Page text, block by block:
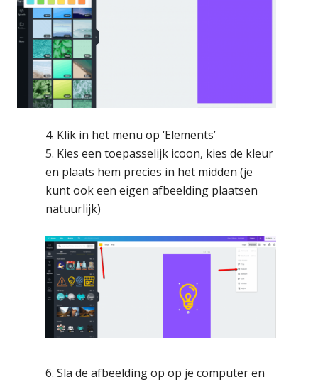
4. Klik in het menu op ‘Elements’
5. Kies een toepasselijk icoon, kies de kleur
en plaats hem precies in het midden (je
kunt ook een eigen afbeelding plaatsen
natuurlijk)
6. Sla de afbeelding op op je computer en